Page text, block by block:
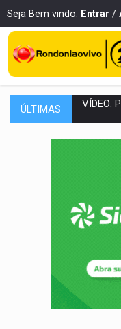
Seja Bem vindo. Entrar /
ÚLTIMAS
VÍDEO:
VÍDEO: